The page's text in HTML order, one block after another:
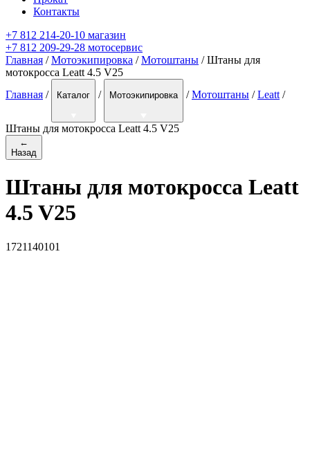
Контакты
+7 812 214-20-10 магазин
+7 812 209-29-28 мотосервис
Главная /Мотоэкипировка /Мотоштаны / Штаны для
мотокросса Leatt 4.5 V25
Главная / Каталог / Мотоэкипировка / Мотоштаны / Leatt /
Штаны для мотокросса Leatt 4.5 V25
←
Назад
Штаны для мотокросса Leatt
4.5 V25
1721140101